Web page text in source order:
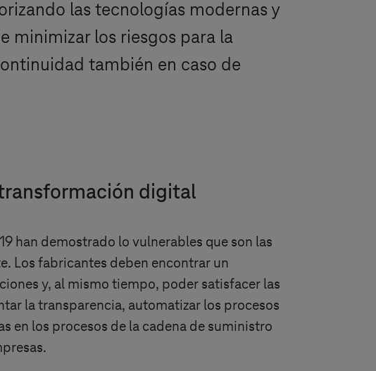
las tecnologías modernas y
minimizar los riesgos para la
también en caso de
digital
han demostrado lo vulnerables que son las
Los fabricantes deben encontrar un
y, al mismo tiempo, poder satisfacer las
la transparencia, automatizar los procesos
en los procesos de la cadena de suministro